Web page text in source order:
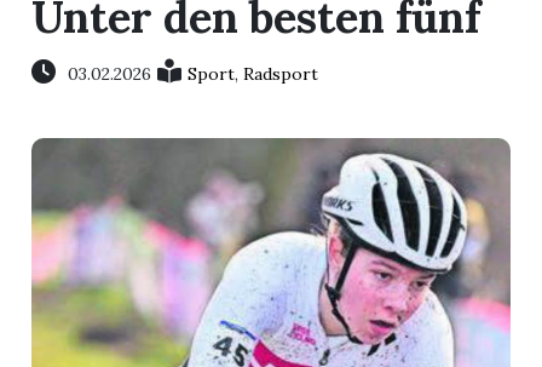
Immobilien
Paper
Newsletter
Unter den besten fünf
03.02.2026 Sport,Radsport